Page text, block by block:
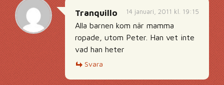
14 januari, 2011 kl. 19:15
Tranquillo
Alla barnen kom när mamma
ropade, utom Peter. Han vet inte
vad han heter
Svara